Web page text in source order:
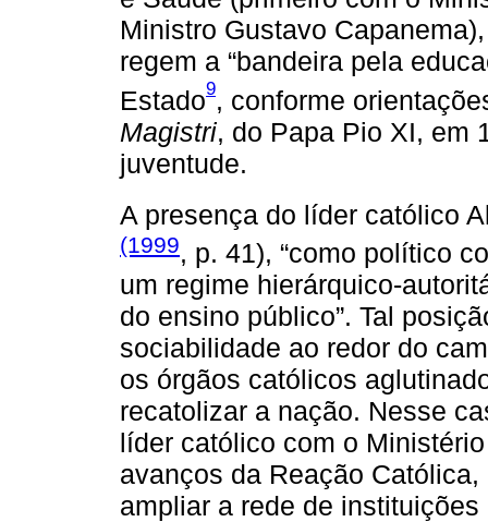
Ministro Gustavo
regem a “bandeira pela
Estado9, conforme
Magistri, do Papa Pio XI, em
juventude.
A presença do líder católico
(1999, p. 41), “como político
um regime hierárquico-
do ensino público”. Tal
sociabilidade ao redor do
os órgãos católicos
recatolizar a nação. Nesse
líder católico com o
avanços da Reação
ampliar a rede de